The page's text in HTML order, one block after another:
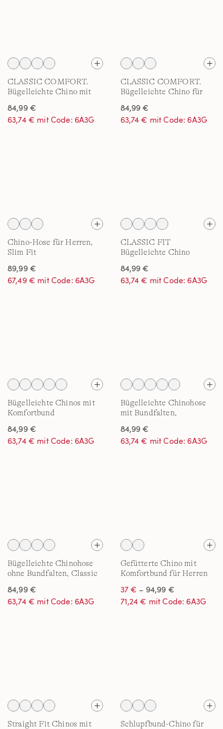
CLASSIC COMFORT.
Bügelleichte Chino mit
84,99 €
63,74 € mit Code: 6A3G
CLASSIC COMFORT.
Bügelleichte Chino für
84,99 €
63,74 € mit Code: 6A3G
Chino-Hose für Herren,
Slim Fit
89,99 €
67,49 € mit Code: 6A3G
CLASSIC FIT
Bügelleichte Chino
84,99 €
63,74 € mit Code: 6A3G
Bügelleichte Chinos mit
Komfortbund
84,99 €
63,74 € mit Code: 6A3G
Bügelleichte Chinohose
mit Bundfalten,
84,99 €
63,74 € mit Code: 6A3G
Bügelleichte Chinohose
ohne Bundfalten, Classic
84,99 €
63,74 € mit Code: 6A3G
Gefütterte Chino mit
Komfortbund für Herren
37 € – 94,99 €
71,24 € mit Code: 6A3G
Straight Fit Chinos mit
Schlupfbund-Chino für